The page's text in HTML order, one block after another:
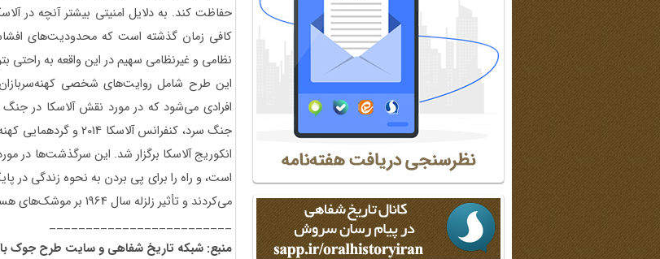
حفاظت کند. به دلایل امنیتی بیشتر آنچه در
کافی زمان گذشته است که محدودیت‌های
نظامی و غیرنظامی سهیم در این واقعه به راحتی
این طرح شامل روایت‌های شخصی
افرادی می‌شود که در مورد نقش آلاسکا در
انکوریج آلاسکا برگزار شد. این سرگذشت‌ها در
است، و راه را برای پی بردن به نحوه زندگی
می‌کردند و تأثیر زلزله سال 1964 بر موشک‌های هسته‌ای آلاسکا، باز می‌کند.
_________________________
منبع: شبکه تاریخ شفاهی و سایت طرح جوک